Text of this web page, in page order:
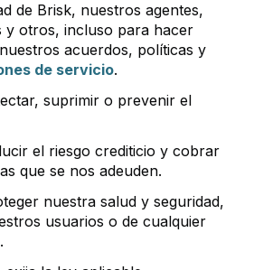
de Brisk, nuestros agentes,
y otros, incluso para hacer
acuerdos, políticas y
de servicio.
suprimir o prevenir el
el riesgo crediticio y cobrar
que se nos adeuden.
nuestra salud y seguridad,
usuarios o de cualquier